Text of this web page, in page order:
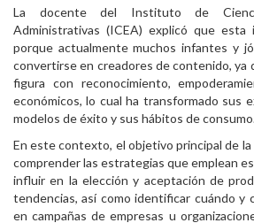
La docente del Instituto de
Administrativas (ICEA) explicó que esta
porque actualmente muchos infantes y
convertirse en creadores de contenido, ya
figura con reconocimiento,
económicos, lo cual ha transformado sus
modelos de éxito y sus hábitos de
En este contexto, el objetivo principal de
comprender las estrategias que emplean
influir en la elección y aceptación de
tendencias, así como identificar cuándo y
en campañas de empresas u